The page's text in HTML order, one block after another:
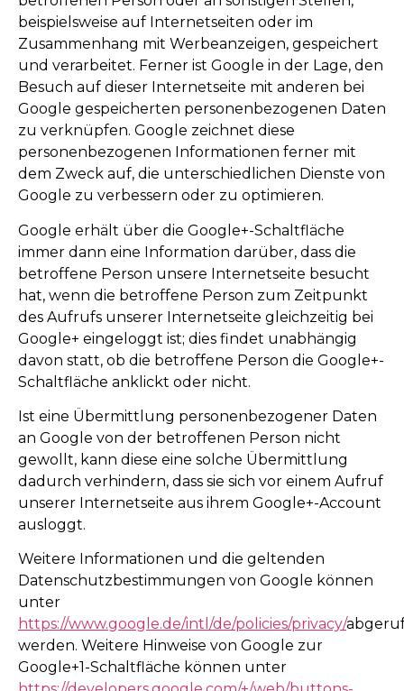
beispielsweise auf Internetseiten oder im
Zusammenhang mit Werbeanzeigen, gespeichert
und verarbeitet. Ferner ist Google in der Lage, den
Besuch auf dieser Internetseite mit anderen bei
Google gespeicherten personenbezogenen Daten
zu verknüpfen. Google zeichnet diese
personenbezogenen Informationen ferner mit
dem Zweck auf, die unterschiedlichen Dienste von
Google zu verbessern oder zu optimieren.
Google erhält über die Google+-Schaltfläche
immer dann eine Information darüber, dass die
betroffene Person unsere Internetseite besucht
hat, wenn die betroffene Person zum Zeitpunkt
des Aufrufs unserer Internetseite gleichzeitig bei
Google+ eingeloggt ist; dies findet unabhängig
davon statt, ob die betroffene Person die Google+-
Schaltfläche anklickt oder nicht.
Ist eine Übermittlung personenbezogener Daten
an Google von der betroffenen Person nicht
gewollt, kann diese eine solche Übermittlung
dadurch verhindern, dass sie sich vor einem Aufruf
unserer Internetseite aus ihrem Google+-Account
ausloggt.
Weitere Informationen und die geltenden
Datenschutzbestimmungen von Google können
unter
https://www.google.de/intl/de/policies/privacy/
werden. Weitere Hinweise von Google zur
Google+1-Schaltfläche können unter